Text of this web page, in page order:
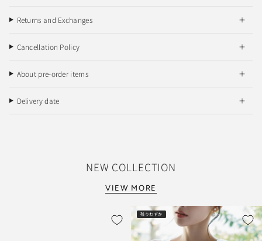
Returns and Exchanges
Cancellation Policy
About pre-order items
Delivery date
NEW COLLECTION
VIEW MORE
残りわずか